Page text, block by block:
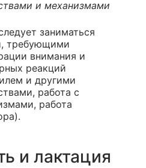
и механизмами
заниматься
требующими
внимания и
реакций
и другими
работа с
работа
и лактация